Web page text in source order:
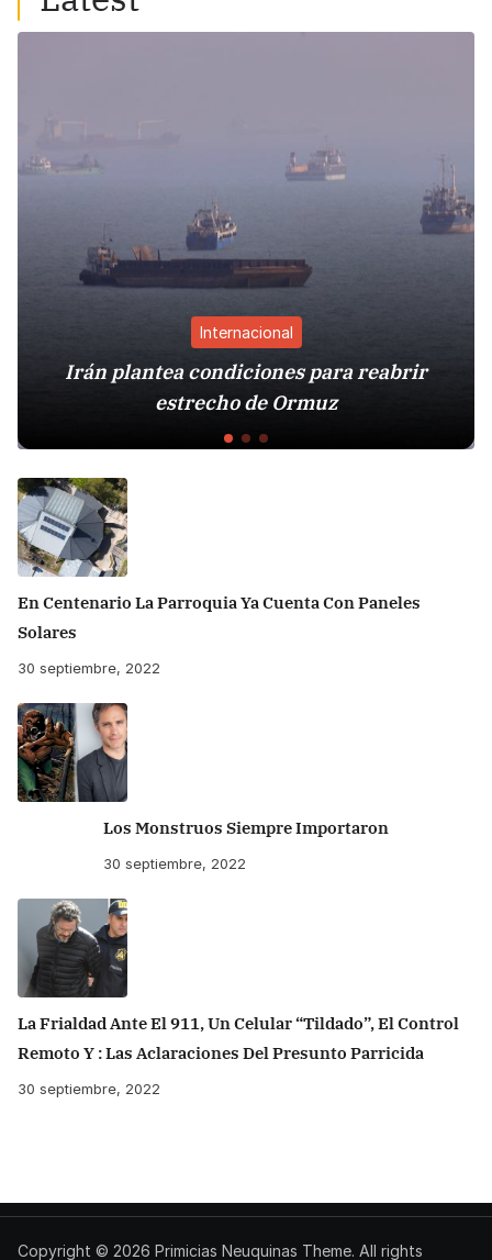
Internacional
plantea condiciones para reabrir
estrecho de Ormuz
En Centenario La Parroquia Ya Cuenta Con Paneles
Solares
30 septiembre, 2022
Los Monstruos Siempre Importaron
30 septiembre, 2022
La Frialdad Ante El 911, Un Celular “tildado”, El Control
Remoto Y : Las Aclaraciones Del Presunto Parricida
30 septiembre, 2022
Copyright © 2026 Primicias Neuquinas Theme. All rights